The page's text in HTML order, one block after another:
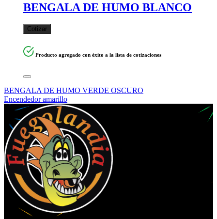
BENGALA DE HUMO BLANCO
Cotizar
Producto agregado con éxito a la lista de cotizaciones
Navegación
de
entradas
BENGALA DE HUMO VERDE OSCURO
Encendedor amarillo